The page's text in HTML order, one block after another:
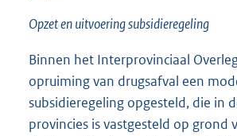
Opzet en uitvoering subsidieregeling
Binnen het Interprovinciaal
opruiming van drugsafval een
subsidieregeling opgesteld, die in
provincies is vastgesteld op grond